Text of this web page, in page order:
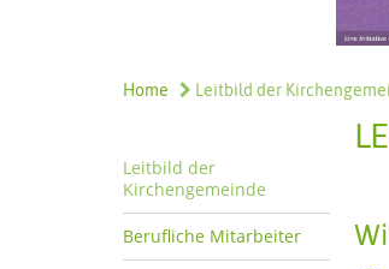
Home Leitbild der
Leitbild der
Kirchengemeinde
Berufliche Mitarbeiter